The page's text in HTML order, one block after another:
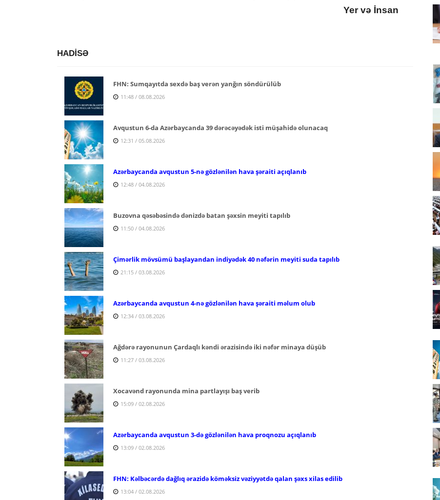
Yer və İnsan
HADİSƏ
FHN: Sumqayıtda sexdə baş verən yanğın söndürülüb
11:48 / 08.08.2026
Avqustun 6-da Azərbaycanda 39 dərəcəyədək isti müşahidə olunacaq
12:31 / 05.08.2026
Azərbaycanda avqustun 5-nə gözlənilən hava şəraiti açıqlanıb
12:48 / 04.08.2026
Buzovna qəsəbəsində dənizdə batan şəxsin meyiti tapılıb
11:50 / 04.08.2026
Çimərlik mövsümü başlayandan indiyədək 40 nəfərin meyiti suda tapılıb
21:15 / 03.08.2026
Azərbaycanda avqustun 4-nə gözlənilən hava şəraiti məlum olub
12:34 / 03.08.2026
Ağdərə rayonunun Çardaqlı kəndi ərazisində iki nəfər minaya düşüb
11:27 / 03.08.2026
Xocavənd rayonunda mina partlayışı baş verib
15:09 / 02.08.2026
Azərbaycanda avqustun 3-də gözlənilən hava proqnozu açıqlanıb
13:09 / 02.08.2026
FHN: Kəlbəcərdə dağlıq ərazidə köməksiz vəziyyətdə qalan şəxs xilas edilib
13:04 / 02.08.2026